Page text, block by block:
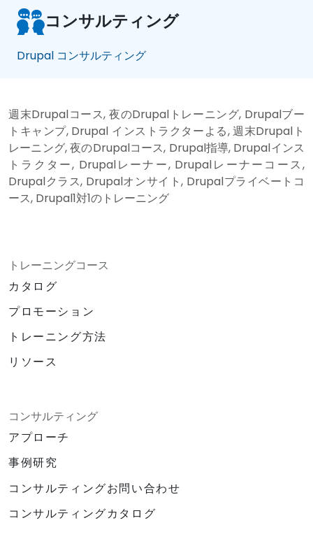
コンサルティング
Drupal コンサルティング
週末Drupalコース, 夜のDrupalトレーニング, Drupalブー
トキャンプ, Drupal インストラクターよる, 週末Drupalト
レーニング, 夜のDrupalコース, Drupal指導, Drupalインス
トラクター, Drupalレーナー, Drupalレーナーコース,
Drupalクラス, Drupalオンサイト, Drupalプライベートコ
ース, Drupal1対1のトレーニング
トレーニングコース
カタログ
プロモーション
トレーニング方法
リソース
コンサルティング
アプローチ
事例研究
コンサルティングお問い合わせ
コンサルティングカタログ